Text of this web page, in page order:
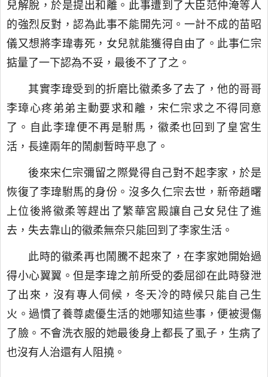
兒解脫，於是提出和離。此事遭到了大臣范仲淹等人
的強烈反對，認為此事不能開先河。一計不成的苗昭
儀又想將李瑋毒死，女兒就能獲得自由了。此事仁宗
掂量了一下認為不妥，最後不了了之。
其實李瑋受到的折磨比徽柔多了去了，他的哥哥
李璋心疼弟弟主動要求和離，宋仁宗求之不得同意
了。自此李瑋便不再是駙馬，徽柔也回到了皇宮生
活，長達兩年的鬧劇暫時平息了。
後來宋仁宗彌留之際覺得自己對不起李家，於是
恢復了李瑋駙馬的身份。沒多久仁宗去世，新帝趙曙
上位後將徽柔等趕出了繁華宮殿讓自己女兒住了進
去，失去靠山的徽柔無奈只能回到了李家生活。
此時的徽柔再也鬧騰不起來了，在李家她開始過
得小心翼翼。但是李瑋之前所受的委屈卻在此時發泄
了出來，沒有專人伺候，冬天冷的時候只能自己生
火。過慣了養尊處優生活的她哪知這些事，便被燙傷
了臉。不會洗衣服的她最後身上都長了虱子，生病了
也沒有人治還有人阻撓。